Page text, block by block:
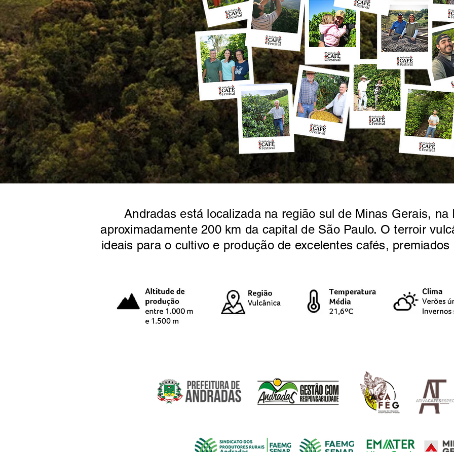
Andradas está localizada na região sul de Minas Gerais, na
aproximadamente 200 km da capital de São Paulo. O terroir
ideais para o cultivo e produção de excelentes cafés,